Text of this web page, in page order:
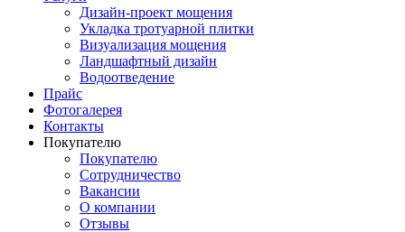
Дизайн-проект мощения
Укладка тротуарной плитки
Визуализация мощения
Ландшафтный дизайн
Водоотведение
Прайс
Фотогалерея
Контакты
Покупателю
Покупателю
Сотрудничество
Вакансии
О компании
Отзывы